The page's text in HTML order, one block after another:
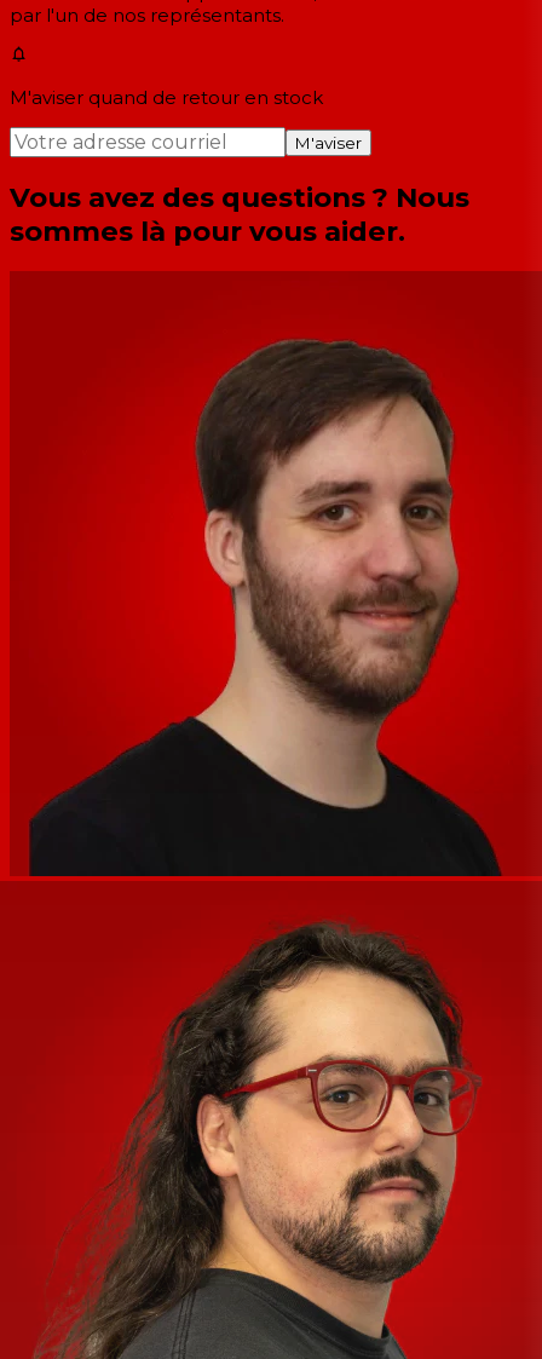
par l'un de nos représentants.
M'aviser quand de retour en stock
M'aviser
Vous avez des questions ? Nous
sommes là pour vous aider.